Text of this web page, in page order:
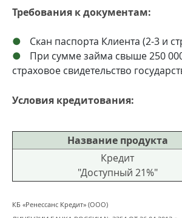
Требования к документам:
Скан паспорта Клиента (2-3 и
При сумме займа свыше 250
страховое свидетельство
Условия кредитования:
Название продукта
Кредит
"Доступный 21%"
КБ «Ренессанс Кредит» (ООО)